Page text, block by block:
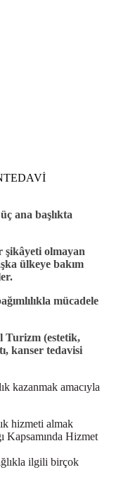
TEDAVİ
ana başlıkta
şikâyeti olmayan
ülkeye bakım
mücadele
Turizm (estetik,
kanser tedavisi
kazanmak amacıyla
hizmeti almak
Kapsamında Hizmet
ilgili birçok